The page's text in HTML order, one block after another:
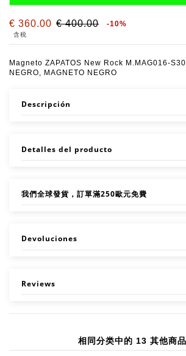
€ 360.00 € 400.00 -10%
含税
Magneto ZAPATOS New Rock M.MAG016-S30
NEGRO, MAGNETO NEGRO
Descripción
Detalles del producto
我們全球發貨，訂單滿250歐元免費
Devoluciones
Reviews
相同分类中的 13 其他商品